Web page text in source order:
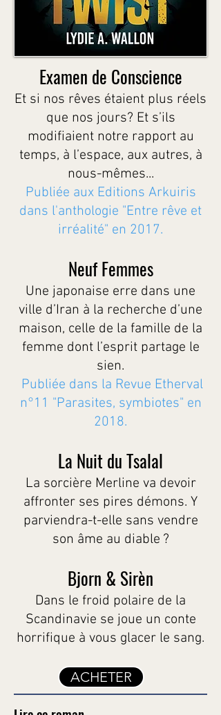
Examen de Conscience
Et si nos rêves étaient plus réels
que nos jours? Et s’ils
modifiaient notre rapport au
temps, à l’espace, aux autres, à
nous-mêmes...
Publiée aux Editions Arkuiris
dans l'anthologie "Entre rêve et
irréalité" en 2017.
Neuf Femmes
Une japonaise erre dans une
ville d’Iran à la recherche d’une
maison, celle de la famille de la
femme dont l’esprit partage le
sien.
Publiée dans la Revue Etherval
n°11 "Parasites, symbiotes" en
2018.
La Nuit du Tsalal
La sorcière Merline va devoir
affronter ses pires démons. Y
parviendra-t-elle sans vendre
son âme au diable ?
Bjorn & Sirèn
Dans le froid polaire de la
Scandinavie se joue un conte
horrifique à vous glacer le sang.
ACHETER